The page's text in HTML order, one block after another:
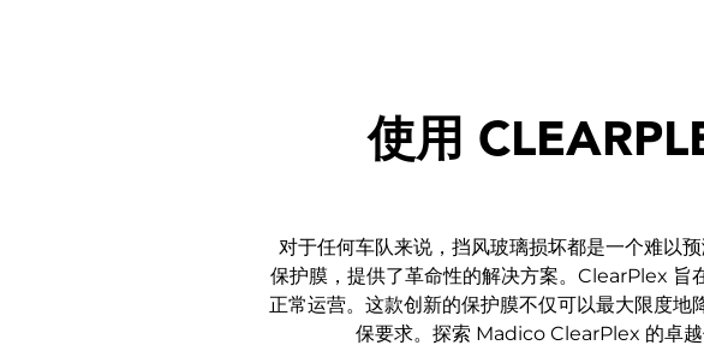
使用
对于任何车队来说，挡风玻璃损坏都是一个难以
保护膜，提供了革命性的解决方案。ClearPlex 旨
正常运营。这款创新的保护膜不仅可以最大限度
保要求。探索 Madico ClearPlex 的卓越